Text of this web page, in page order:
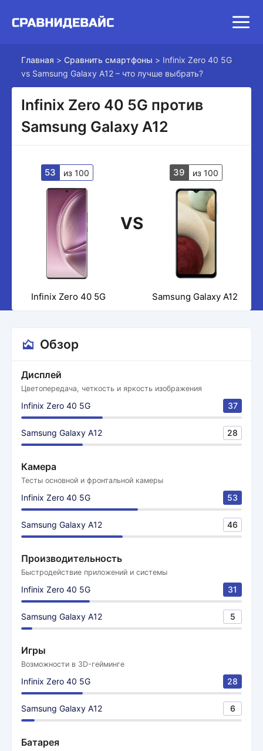
Главная > Сравнить смартфоны > Infinix Zero 40 5G
vs Samsung Galaxy A12 – что лучше выбрать?
Infinix Zero 40 5G против
Samsung Galaxy A12
53 из 100
VS
39 из 100
Infinix Zero 40 5G Samsung Galaxy A12
Обзор
Дисплей
Цветопередача, четкость и яркость изображения
Infinix Zero 40 5G 37
Samsung Galaxy A12 28
Камера
Тесты основной и фронтальной камеры
Infinix Zero 40 5G 53
Samsung Galaxy A12 46
Производительность
Быстродействие приложений и системы
Infinix Zero 40 5G 31
Samsung Galaxy A12 5
Игры
Возможности в 3D-гейминге
Infinix Zero 40 5G 28
Samsung Galaxy A12 6
Батарея